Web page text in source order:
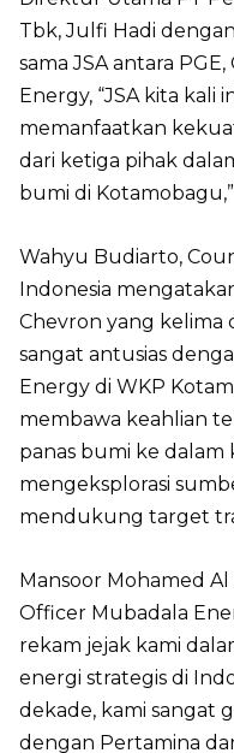
Tbk, Julfi Hadi
sama JSA antara
Energy, “JSA kita
memanfaatkan
dari ketiga pihak
bumi di
Wahyu Budiarto,
Indonesia
Chevron yang kelima
sangat antusias
Energy di WKP
membawa keahlian
panas bumi ke dalam
mengeksplorasi
mendukung target
Mansoor Mohamed
Officer Mubadala
rekam jejak kami
energi strategis di
dekade, kami sangat
dengan Pertamina